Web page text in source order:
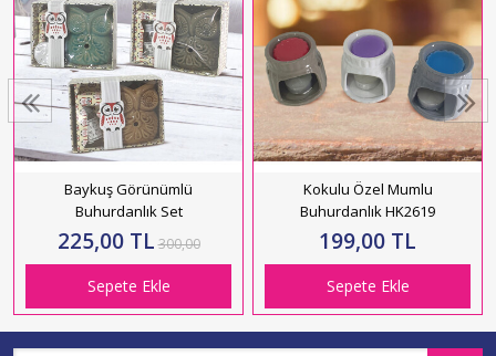
Baykuş Görünümlü
Buhurdanlık Set
225,00 TL 300,00
Sepete Ekle
Kokulu Özel Mumlu
Buhurdanlık HK2619
199,00 TL
Sepete Ekle